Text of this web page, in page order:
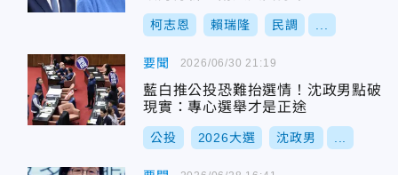
柯志恩 賴瑞隆 民調
要聞
藍白推公投恐難抬選情！沈政男點破
現實：專心選舉才是正途
公投 2026大選 沈政男
2026/06/30 21:19